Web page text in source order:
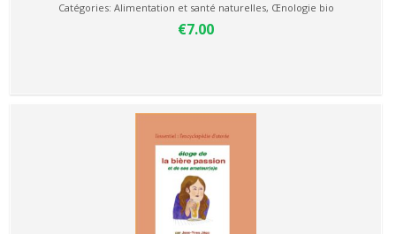
Catégories: Alimentation et santé naturelles, Œnologie bio
€7.00